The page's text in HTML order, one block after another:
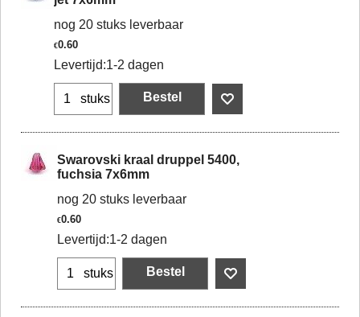
nog 20 stuks leverbaar
€0.60
Levertijd:1-2 dagen
stuks Bestel
Swarovski kraal druppel 5400,
fuchsia 7x6mm
nog 20 stuks leverbaar
€0.60
Levertijd:1-2 dagen
stuks Bestel